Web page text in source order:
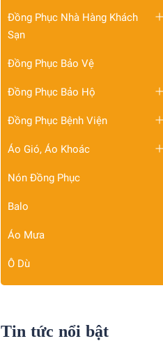
Đồng Phục Nhà Hàng Khách
Sạn
Đồng Phục Bảo Vệ
Đồng Phục Bảo Hộ
Đồng Phục Bệnh Viện
Áo Gió, Áo Khoác
Nón Đồng Phục
Balo
Áo Mưa
Ô Dù
Tin tức nổi bật